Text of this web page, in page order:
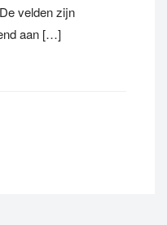
velden zijn
aan […]